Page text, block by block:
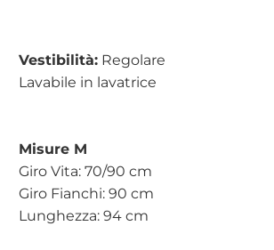
Vestibilità: Regolare
Lavabile in lavatrice
Misure M
Giro Vita: 70/90 cm
Giro Fianchi: 90 cm
Lunghezza: 94 cm